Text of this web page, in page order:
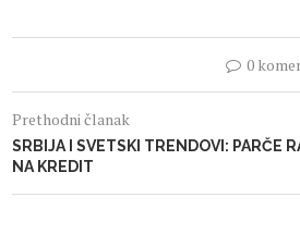
0
Prethodni članak
SRBIJA I SVETSKI TRENDOVI: PARČE
NA KREDIT